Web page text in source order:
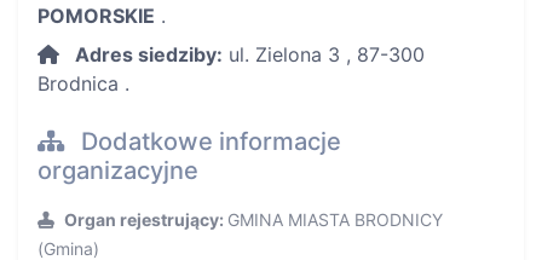
POMORSKIE .
Adres siedziby: ul. Zielona 3 , 87-300
Brodnica .
Dodatkowe informacje
organizacyjne
Organ rejestrujący: GMINA MIASTA BRODNICY
(Gmina)